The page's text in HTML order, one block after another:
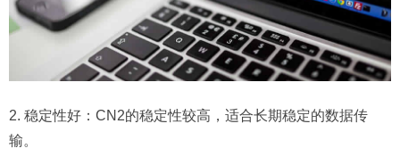
2. 稳定性好：CN2的稳定性较高，适合长期稳定的数据传
输。